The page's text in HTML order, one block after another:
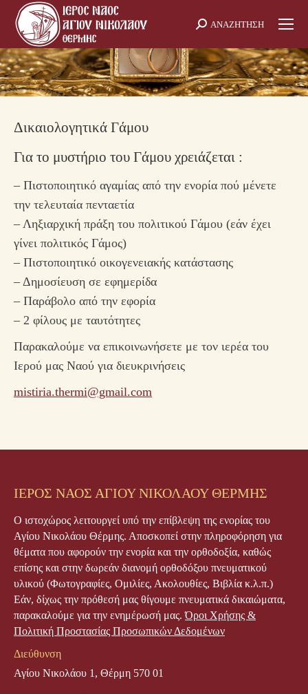
Search:
ΑΝΑΖΗΤΗΣΗ
Δικαιολογητικά Γάμου
Για το μυστήριο του Γάμου χρειάζεται :
– Πιστοποιητικό αγαμίας από την ενορία πού μένετε
την τελευταία πενταετία
– Ληξιαρχική πράξη του πολιτικού Γάμου (εάν έχει
γίνει πολιτικός Γάμος)
– Πιστοποιητικό οικογενειακής κατάστασης
– Δημοσίευση σε εφημερίδα
– Παράβολο από την εφορία
– 2 φίλους με ταυτότητες
Παρακαλούμε να επικοινωνήσετε με τον ιερέα του
Ιερού μας Ναού για διευκρινήσεις
mistiria.thermi@gmail.com
ΙΕΡΟΣ ΝΑΟΣ ΑΓΙΟΥ ΝΙΚΟΛΑΟΥ ΘΕΡΜΗΣ
Ο ιστοχώρος λειτουργεί υπό την επίβλεψη της ενορίας του
Αγίου Νικολάου Θέρμης. Αποσκοπεί στην πληροφόρηση για
θέματα που αφορούν την ενορία και την ορθοδοξία, καθώς
επίσης και στην δωρεάν διανομή ορθοδόξου πνευματικού
υλικού (Φωτογραφίες, Ομιλίες, Ακολουθίες, Βιβλία κ.λ.π.)
Εάν, δίχως την πρόθεσή μας θίγουμε πνευματικά δικαιώματα,
παρακαλούμε για την ενημέρωσή μας.Όροι Χρήσης &
Πολιτική Προστασίας Προσωπικών Δεδομένων
Διεύθυνση
Αγίου Νικολάου 1, Θέρμη 570 01